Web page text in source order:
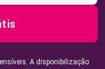
A disponibilização